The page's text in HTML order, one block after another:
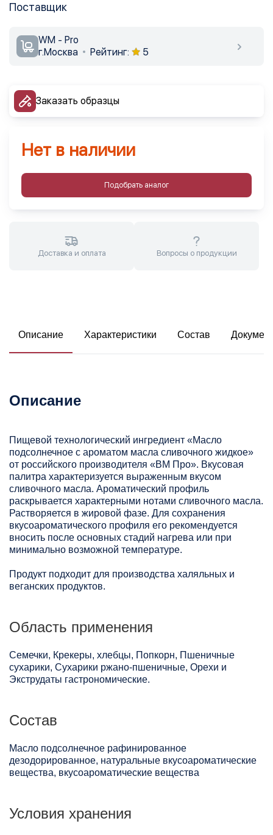
Поставщик
WM - Pro
г.Москва
Рейтинг: 5
Заказать образцы
Нет в наличии
Подобрать аналог
Доставка и оплата Вопросы о продукции
Описание Характеристики Состав
Описание
Пищевой технологический ингредиент «Масло
подсолнечное с ароматом масла сливочного жидкое»
от российского производителя «ВМ Про». Вкусовая
палитра характеризуется выраженным вкусом
сливочного масла. Ароматический профиль
раскрывается характерными нотами сливочного масла.
Растворяется в жировой фазе. Для сохранения
вкусоароматического профиля его рекомендуется
вносить после основных стадий нагрева или при
минимально возможной температуре.
Продукт подходит для производства халяльных и
веганских продуктов.
Область применения
Семечки, Крекеры, хлебцы, Попкорн, Пшеничные
сухарики, Сухарики ржано-пшеничные, Орехи и
Экструдаты гастрономические.
Состав
Масло подсолнечное рафинированное
дезодорированное, натуральные вкусоароматические
вещества, вкусоароматические вещества
Условия хранения